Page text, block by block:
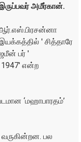
அமீர்கான்.
' சித்தாரே
பர் '
1947' என்ற
‘மஹாபாரதம்’
வருகின்றன. பல